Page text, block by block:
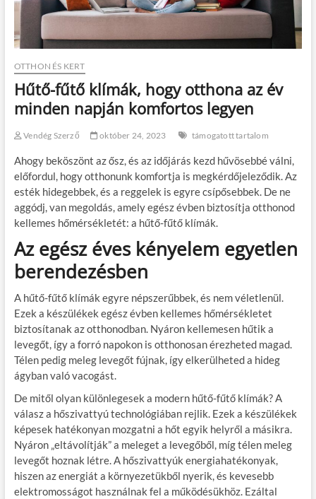
OTTHON ÉS KERT
Hűtő-fűtő klímák, hogy otthona az év
minden napján komfortos legyen
Vendég Szerző október 24, 2023 támogatott tartalom
Ahogy beköszönt az ősz, és az időjárás kezd hűvösebbé válni,
előfordul, hogy otthonunk komfortja is megkérdőjeleződik. Az
esték hidegebbek, és a reggelek is egyre csípősebbek. De ne
aggódj, van megoldás, amely egész évben biztosítja otthonod
kellemes hőmérsékletét: a hűtő-fűtő klímák.
Az egész éves kényelem egyetlen
berendezésben
A hűtő-fűtő klímák egyre népszerűbbek, és nem véletlenül.
Ezek a készülékek egész évben kellemes hőmérsékletet
biztosítanak az otthonodban. Nyáron kellemesen hűtik a
levegőt, így a forró napokon is otthonosan érezheted magad.
Télen pedig meleg levegőt fújnak, így elkerülheted a hideg
ágyban való vacogást.
De mitől olyan különlegesek a modern hűtő-fűtő klímák? A
válasz a hőszivattyú technológiában rejlik. Ezek a készülékek
képesek hatékonyan mozgatni a hőt egyik helyről a másikra.
Nyáron „eltávolítják” a meleget a levegőből, míg télen meleg
levegőt hoznak létre. A hőszivattyúk energiahatékonyak,
hiszen az energiát a környezetükből nyerik, és kevesebb
elektromosságot használnak fel a működésükhöz. Ezáltal